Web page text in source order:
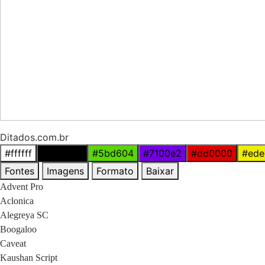
Ditados.com.br
#ffffff
#5bd604 #7100e2 #dd0000
Fontes
Imagens Formato Baixar
Advent Pro
Aclonica
Alegreya SC
Boogaloo
Caveat
Kaushan Script